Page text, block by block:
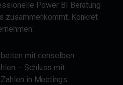
Power BI Beratung
zusammenkommt. Konkret
mit denselben
– Schluss mit
in Meetings